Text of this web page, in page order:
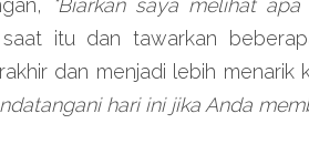
"Biarkan saya melihat
itu dan tawarkan
dan menjadi lebih menarik
hari ini jika Anda